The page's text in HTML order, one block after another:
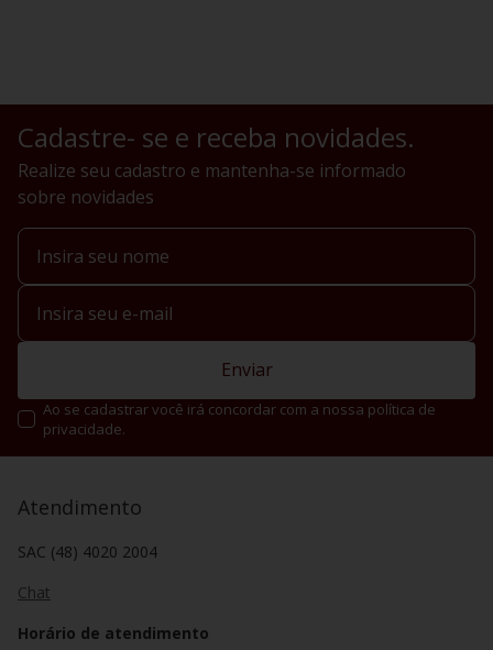
Cadastre- se e receba novidades.
Realize seu cadastro e mantenha-se informado
sobre novidades
Enviar
Ao se cadastrar você irá concordar com a nossa política de
privacidade.
Atendimento
SAC (48) 4020 2004
Chat
Horário de atendimento